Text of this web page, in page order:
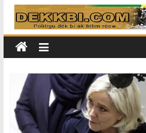
Banque mondiale
global de 220,71
CFA
Déclaration de
l’Ofnac
Moussa Sarr appelle
se conformer